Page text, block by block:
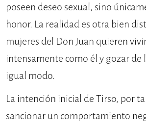
poseen deseo sexual, sino
honor. La realidad es otra bien
mujeres del Don Juan quieren
intensamente como él y gozar
igual modo.
La intención inicial de Tirso, por
sancionar un comportamiento